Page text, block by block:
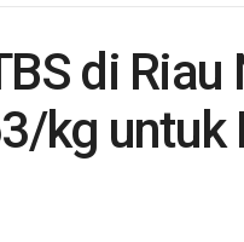
di
kg untuk